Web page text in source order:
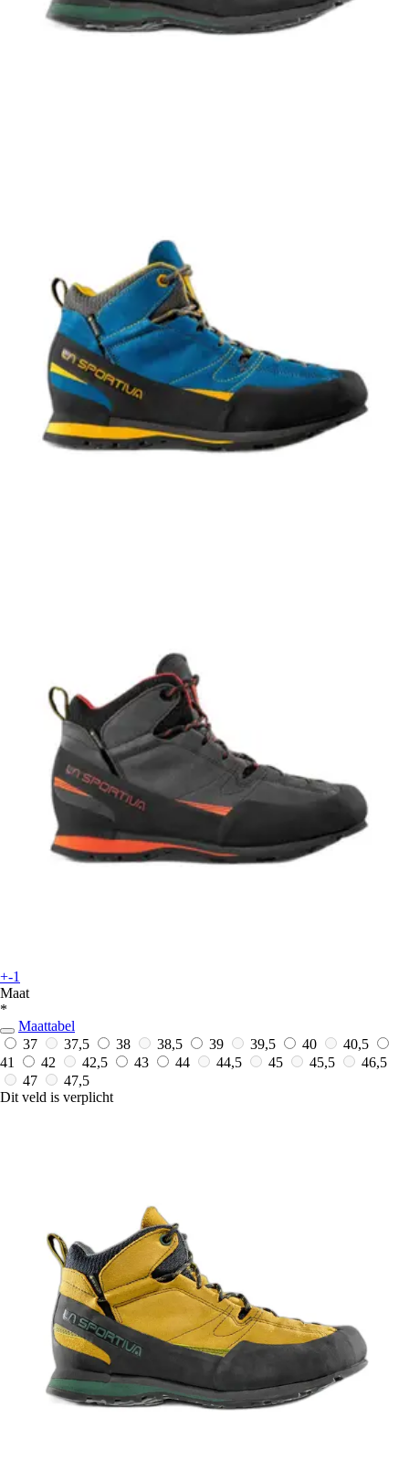
+-1
Maat
*
Maattabel
37
37,5 38 38,5 39 39,5 40
40,5
41
42 42,5 43 44 44,5 45 45,5
46,5
47
47,5
Dit veld is verplicht